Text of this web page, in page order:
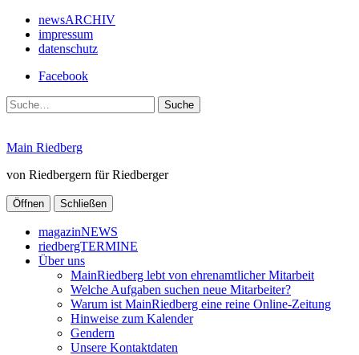
newsARCHIV
impressum
datenschutz
Facebook
Suche
Main Riedberg
von Riedbergern für Riedberger
Öffnen Schließen
magazinNEWS
riedbergTERMINE
Über uns
MainRiedberg lebt von ehrenamtlicher Mitarbeit
Welche Aufgaben suchen neue Mitarbeiter?
Warum ist MainRiedberg eine reine Online-Zeitung
Hinweise zum Kalender
Gendern
Unsere Kontaktdaten